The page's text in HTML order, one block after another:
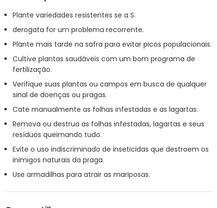
Plante variedades resistentes se a S.
derogata for um problema recorrente.
Plante mais tarde na safra para evitar picos populacionais.
Cultive plantas saudáveis com um bom programa de
fertilização.
Verifique suas plantas ou campos em busca de qualquer
sinal de doenças ou pragas.
Cate manualmente as folhas infestadas e as lagartas.
Remova ou destrua as folhas infestadas, lagartas e seus
resíduos queimando tudo.
Evite o uso indiscriminado de inseticidas que destroem os
inimigos naturais da praga.
Use armadilhas para atrair as mariposas.